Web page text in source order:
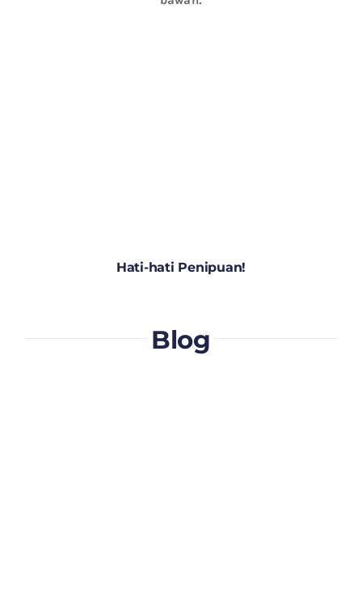
Hati-hati Penipuan!
Blog